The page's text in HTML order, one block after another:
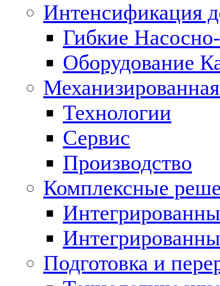
Интенсификация
Гибкие
Оборудование
Технологии
Сервис
Производство
Комплексные
Подготовка и